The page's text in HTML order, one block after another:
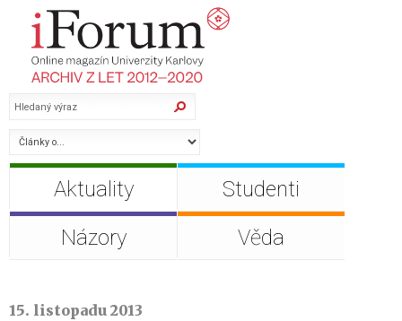
Aktuality
Studenti
Názory
Věda
15. listopadu 2013